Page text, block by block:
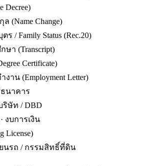
Decree)
(Name Change)
/ Family Status (Rec.20)
ษา (Transcript)
Certificate)
าน (Employment Letter)
ธนาคาร
ษัท / DBD
งบการเงิน
License)
นรถ / กรรมสิทธิ์ที่ดิน